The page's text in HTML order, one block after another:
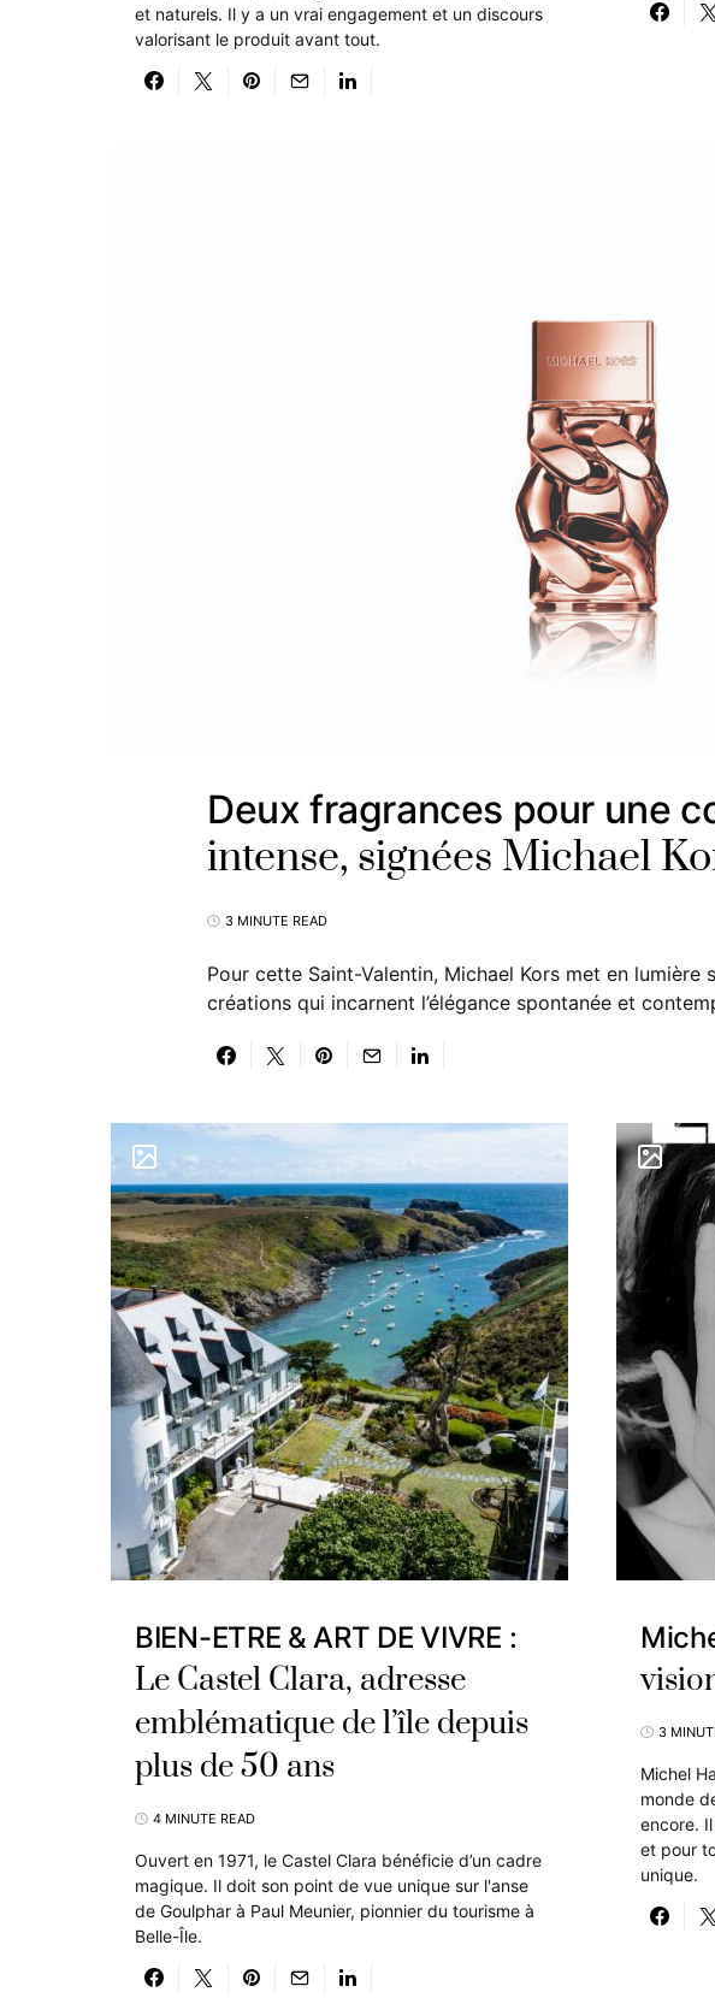
et naturels. Il y a un vrai engagement et un discours
valorisant le produit avant tout.
Deux fragrances pour une
intense, signées Michael
3 MINUTE READ
Pour cette Saint-Valentin, Michael Kors met en lumière
créations qui incarnent l’élégance spontanée et
BIEN-ETRE & ART DE VIVRE :
Le Castel Clara, adresse
emblématique de l’île depuis
plus de 50 ans
4 MINUTE READ
Ouvert en 1971, le Castel Clara bénéficie d’un cadre
magique. Il doit son point de vue unique sur l'anse
de Goulphar à Paul Meunier, pionnier du tourisme à
Belle-Île.
3
Michel
monde
encore.
et pour
unique.